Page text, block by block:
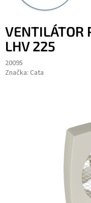
VENTILÁTOR
LHV 225
20095
Značka: Cata